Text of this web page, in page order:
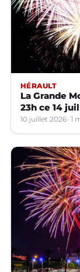
HÉRAULT
La Grande
23h ce 14
10 juillet 2026 1